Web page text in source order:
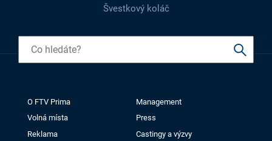
Švestkový koláč
O FTV Prima
Management
Volná místa
Press
Reklama
Castingy a výzvy